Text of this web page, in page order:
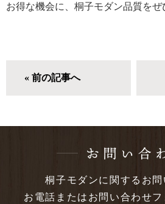
お得な機会に、桐子モダン品質をぜ
« 前の記事へ
桐子モダンに関する お問
お電話または お問い合わせ